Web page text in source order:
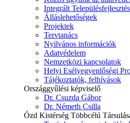
Integrált
Álláslehetőségek
Projektek
Tervtanács
Nyilvános információk
Adatvédelem
Nemzetközi kapcsolatok
Helyi Esélyegyenlőségi
Tájékoztatók, felhívások
Országgyűlési képviselő
Dr. Csuzda Gábor
Dr. Németh Csilla
Ózd Kistérség Többcélú